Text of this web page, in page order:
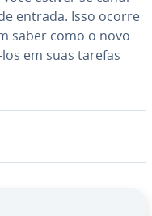
entrada. Isso ocorre
saber como o novo
em suas tarefas